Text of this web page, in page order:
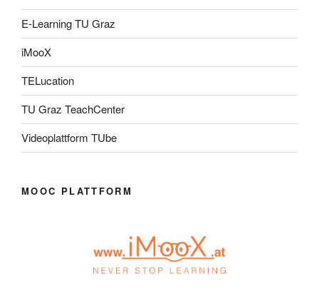
E-Learning TU Graz
iMooX
TELucation
TU Graz TeachCenter
Videoplattform TUbe
MOOC PLATTFORM